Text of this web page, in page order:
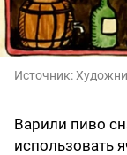
Источник:
Варили пиво
использовать